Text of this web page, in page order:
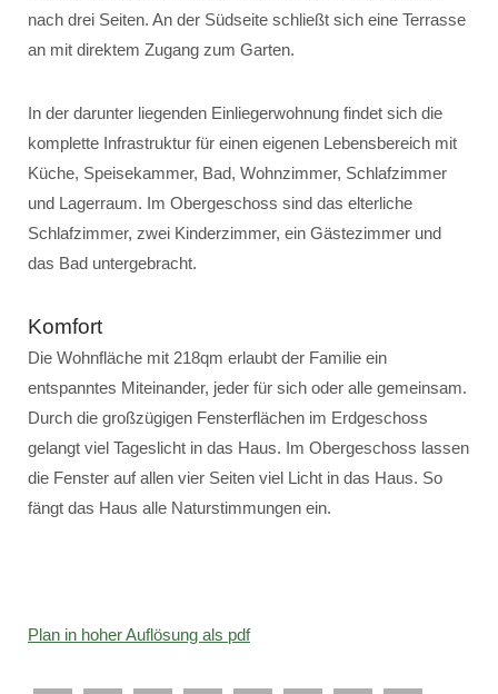
nach drei Seiten. An der Südseite schließt sich eine Terrasse
an mit direktem Zugang zum Garten.
In der darunter liegenden Einliegerwohnung findet sich die
komplette Infrastruktur für einen eigenen Lebensbereich mit
Küche, Speisekammer, Bad, Wohnzimmer, Schlafzimmer
und Lagerraum. Im Obergeschoss sind das elterliche
Schlafzimmer, zwei Kinderzimmer, ein Gästezimmer und
das Bad untergebracht.
Komfort
Die Wohnfläche mit 218qm erlaubt der Familie ein
entspanntes Miteinander, jeder für sich oder alle gemeinsam.
Durch die großzügigen Fensterflächen im Erdgeschoss
gelangt viel Tageslicht in das Haus. Im Obergeschoss lassen
die Fenster auf allen vier Seiten viel Licht in das Haus. So
fängt das Haus alle Naturstimmungen ein.
Plan in hoher Auflösung als pdf